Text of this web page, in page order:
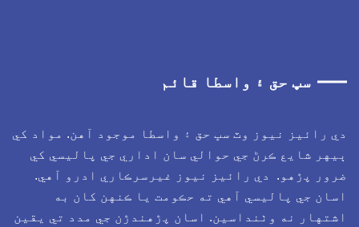
سڀ حق ۽ واسطا قائم
دي رائيز نيوز وٽ سڀ حق ۽ واسطا موجود آهن. مواد کي
ٻيهر شايع ڪرڻ جي حوالي سان اداري جي پاليسي کي
ضرور پڙهو. دي رائيز نيوز غيرسرڪاري ادرو آهي.
اسان جي پاليسي آهي ته حڪومت يا ڪنهن کان به
اشتهار نه وٺنداسين. اسان پڙهندڙن جي مدد تي يقين